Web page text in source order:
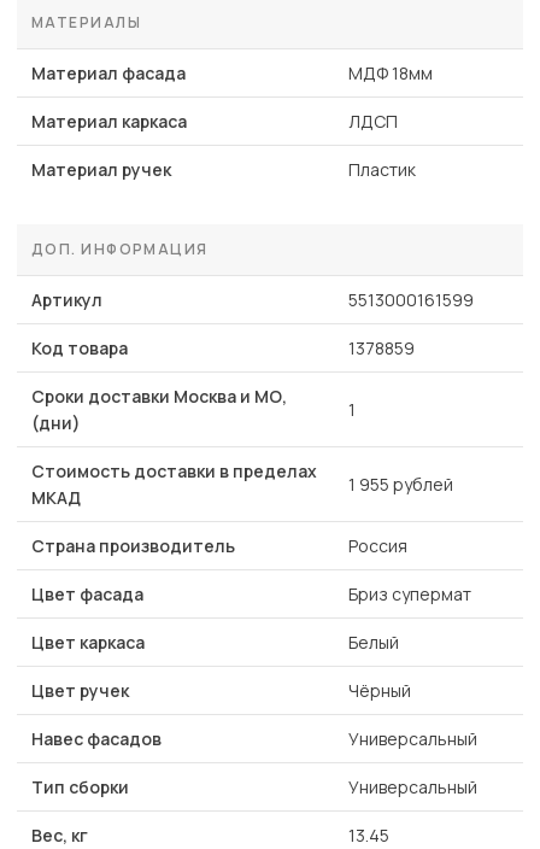
МАТЕРИАЛЫ
Материал фасада МДФ 18мм
Материал каркаса ЛДСП
Материал ручек Пластик
ДОП. ИНФОРМАЦИЯ
Артикул 5513000161599
Код товара 1378859
Сроки доставки Москва и МО,
(дни)
1
Стоимость доставки в пределах
МКАД
1 955 рублей
Страна производитель Россия
Цвет фасада Бриз супермат
Цвет каркаса Белый
Цвет ручек Чёрный
Навес фасадов Универсальный
Тип сборки Универсальный
Вес, кг 13.45